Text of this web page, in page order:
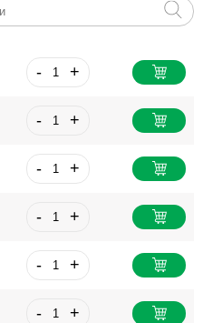
- +
- +
- +
- +
- +
- +